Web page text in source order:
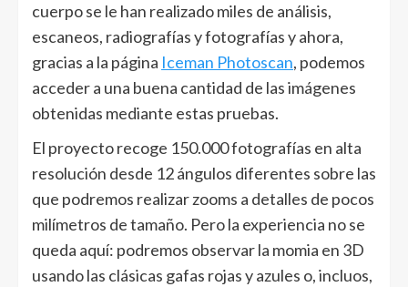
cuerpo se le han realizado miles de análisis,
escaneos, radiografías y fotografías y ahora,
gracias a la página Iceman Photoscan, podemos
acceder a una buena cantidad de las imágenes
obtenidas mediante estas pruebas.
El proyecto recoge 150.000 fotografías en alta
resolución desde 12 ángulos diferentes sobre las
que podremos realizar zooms a detalles de pocos
milímetros de tamaño. Pero la experiencia no se
queda aquí: podremos observar la momia en 3D
usando las clásicas gafas rojas y azules o, incluos,